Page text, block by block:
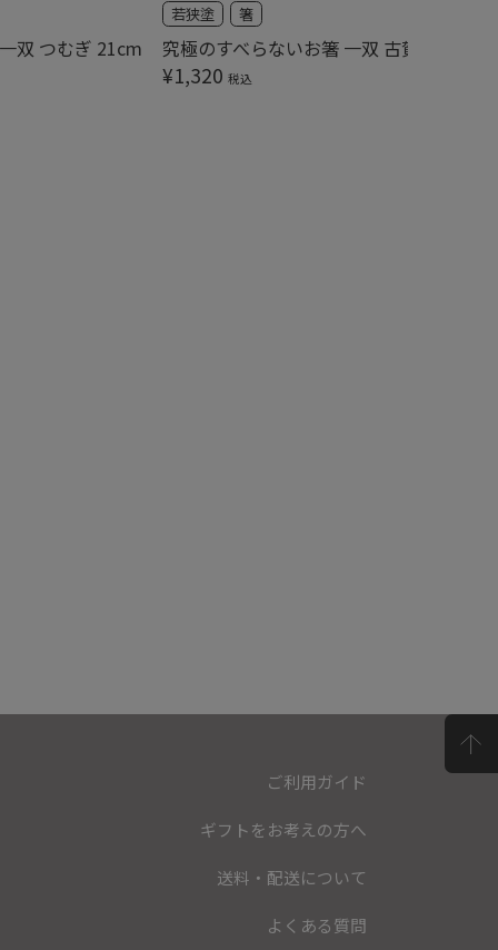
双 つむぎ 21cm 究極のすべらないお箸 一双 古賀 23cm
若狭塗 箸
¥1,320 税込
ご利用ガイド
ギフトをお考えの方へ
送料・配送について
よくある質問